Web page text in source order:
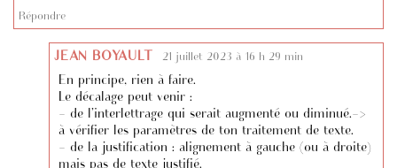
Répondre
JEAN BOYAULT 21 juillet 2023 à 16 h 29 min
En principe, rien à faire.
Le décalage peut venir :
– de l’interlettrage qui serait augmenté ou diminué.–>
à vérifier les paramètres de ton traitement de texte.
– de la justification : alignement à gauche (ou à droite)
mais pas de texte justifié.